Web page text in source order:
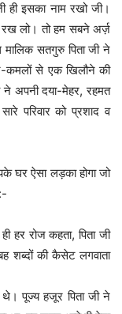
ही इसका नाम रखो जी।
रख लो। तो हम सबने अर्ज़
सतगुरु पिता जी ने
कमलों से एक खिलौने की
ने अपनी दया-मेहर, रहमत
परिवार को प्रशाद व
घर ऐसा लड़का होगा जो
हर रोज कहता, पिता जी
शब्दों की कैसेट लगवाता
थे। पूज्य हजूर पिता जी ने